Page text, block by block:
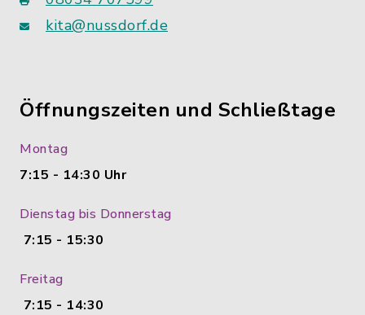
kita@nussdorf.de
Öffnungszeiten und Schließtage
Montag
7:15 - 14:30 Uhr
Dienstag bis Donnerstag
7:15 - 15:30
Freitag
7:15 - 14:30